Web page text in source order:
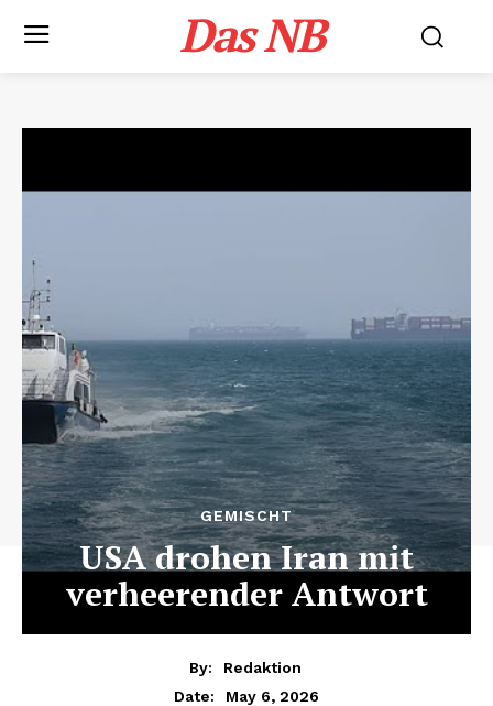
Das NB
GEMISCHT
USA drohen Iran mit
verheerender Antwort
By:
Redaktion
Date:
May 6, 2026